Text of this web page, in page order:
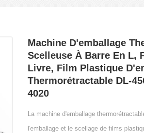
Machine D'emballage
Scelleuse À Barre En L,
Livre, Film Plastique
Thermorétractable DL-
4020
La machine d'emballage
l'emballage et le scellage de films